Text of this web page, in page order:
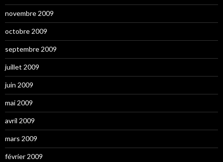
novembre 2009
octobre 2009
septembre 2009
juillet 2009
juin 2009
mai 2009
avril 2009
mars 2009
février 2009